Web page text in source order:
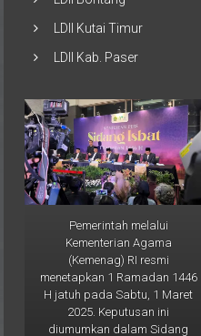
LDII Kutai Timur
Pemerintah melalui
Kementerian Agama
(Kemenag) RI resmi
menetapkan 1 Ramadan 1446
H jatuh pada Sabtu, 1 Maret
2025. Keputusan ini
diumumkan dalam Sidang
Isbat yang digelar di kantor